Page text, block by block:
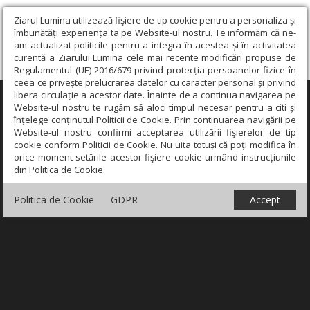
Ziarul Lumina utilizează fişiere de tip cookie pentru a personaliza și
îmbunătăți experiența ta pe Website-ul nostru. Te informăm că ne-
am actualizat politicile pentru a integra în acestea și în activitatea
curentă a Ziarului Lumina cele mai recente modificări propuse de
Regulamentul (UE) 2016/679 privind protecția persoanelor fizice în
ceea ce privește prelucrarea datelor cu caracter personal și privind
libera circulație a acestor date. Înainte de a continua navigarea pe
Website-ul nostru te rugăm să aloci timpul necesar pentru a citi și
înțelege conținutul Politicii de Cookie. Prin continuarea navigării pe
Website-ul nostru confirmi acceptarea utilizării fişierelor de tip
cookie conform Politicii de Cookie. Nu uita totuși că poți modifica în
orice moment setările acestor fişiere cookie urmând instrucțiunile
din Politica de Cookie.
Politica de Cookie GDPR Accept
×